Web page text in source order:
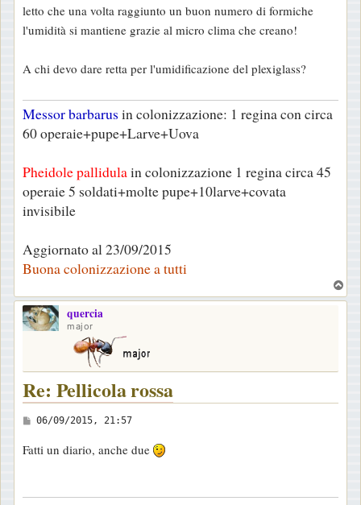
letto che una volta raggiunto un buon numero di formiche
l'umidità si mantiene grazie al micro clima che creano!
A chi devo dare retta per l'umidificazione del plexiglass?
Messor barbarus in colonizzazione: 1 regina con circa
60 operaie+pupe+Larve+Uova
Pheidole pallidulain colonizzazione 1 regina circa 45
operaie 5 soldati+molte pupe+10larve+covata
invisibile
Aggiornato al 23/09/2015
Buona colonizzazione a tutti
o
quercia
major
Re: Pellicola rossa
M
s
a
06/09/2015, 21:57
Fatti un diario, anche due